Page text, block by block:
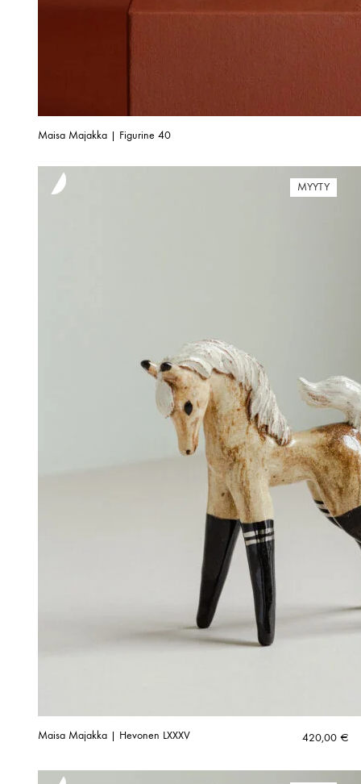
Maisa Majakka | Figurine 40
MYYTY
Maisa Majakka | Hevonen LXXXV 420,00 €